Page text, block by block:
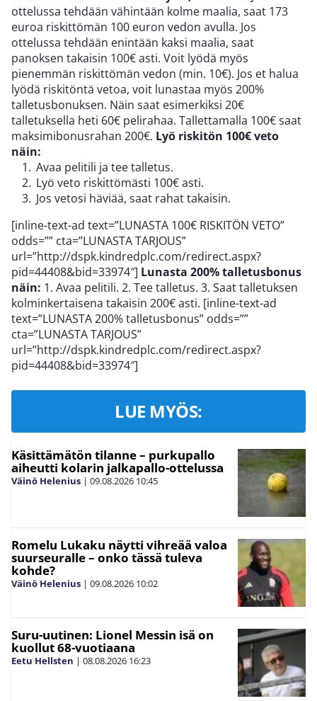
ottelussa tehdään vähintään kolme maalia, saat 173
euroa riskittömän 100 euron vedon avulla. Jos
ottelussa tehdään enintään kaksi maalia, saat
panoksen takaisin 100€ asti. Voit lyödä myös
pienemmän riskittömän vedon (min. 10€). Jos et halua
lyödä riskitöntä vetoa, voit lunastaa myös 200%
talletusbonuksen. Näin saat esimerkiksi 20€
talletuksella heti 60€ pelirahaa. Tallettamalla 100€ saat
maksimibonusrahan 200€. Lyö riskitön 100€ veto
näin:
Avaa pelitili ja tee talletus.
Lyö veto riskittömästi 100€ asti.
Jos vetosi häviää, saat rahat takaisin.
[inline-text-ad text=”LUNASTA 100€ RISKITÖN VETO”
odds=”” cta=”LUNASTA TARJOUS”
url=”http://dspk.kindredplc.com/redirect.aspx?
pid=44408&bid=33974″] Lunasta 200% talletusbonus
näin: 1. Avaa pelitili. 2. Tee talletus. 3. Saat talletuksen
kolminkertaisena takaisin 200€ asti. [inline-text-ad
text=”LUNASTA 200% talletusbonus” odds=””
cta=”LUNASTA TARJOUS”
url=”http://dspk.kindredplc.com/redirect.aspx?
pid=44408&bid=33974″]
LUE MYÖS:
Käsittämätön tilanne – purkupallo
aiheutti kolarin jalkapallo-ottelussa
Väinö Helenius | 09.08.2026 10:45
Romelu Lukaku näytti vihreää valoa
suurseuralle – onko tässä tuleva
kohde?
Väinö Helenius | 09.08.2026 10:02
Suru-uutinen: Lionel Messin isä on
kuollut 68-vuotiaana
Eetu Hellsten | 08.08.2026 16:23